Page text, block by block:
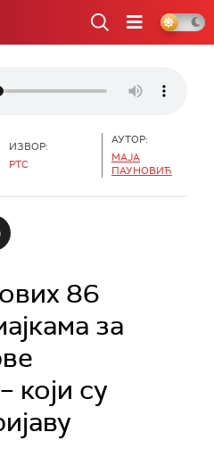
ИЗВОР:
РТС
АУТОР:
МАЈА
ПАУНОВИЋ
86
за
који су